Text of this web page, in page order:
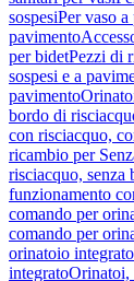
sospesiPer vaso
pavimento
per bidetPezzi di
sospesi e a
pavimento
bordo di
con risciacquo,
ricambio per
risciacquo, senza
funzionamento
comando per
comando per
orinatoio integrato
integratoOrinatoi,